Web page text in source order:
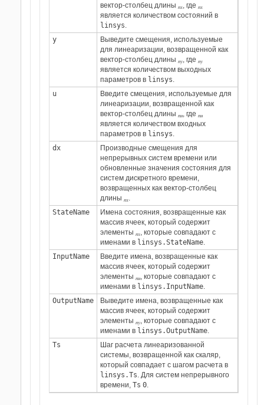
вектор-столбец длины nx , где nx
является количеством состояний в
linsys
y
Выведите смещения, используемые
для линеаризации, возвращенной как
вектор-столбец длины ny , где ny
является количеством выходных
параметров в linsys
u
Введите смещения, используемые для
линеаризации, возвращенной как
вектор-столбец длины nu , где nu
является количеством входных
параметров в linsys
dx
Производные смещения для
непрерывных систем времени или
обновленные значения состояния для
систем дискретного времени,
возвращенных как вектор-столбец
длины nx
StateName
Имена состояния, возвращенные как
массив ячеек, который содержит
элементы nx , которые совпадают с
именами в linsys.StateName
InputName
Введите имена, возвращенные как
массив ячеек, который содержит
элементы nu , которые совпадают с
именами в linsys.InputName
OutputName
Выведите имена, возвращенные как
массив ячеек, который содержит
элементы ny , которые совпадают с
именами в linsys.OutputName
Ts
Шаг расчета линеаризованной
системы, возвращенной как скаляр,
который совпадает с шагом расчета в
linsys.Ts . Для систем непрерывного
времени, Ts 0